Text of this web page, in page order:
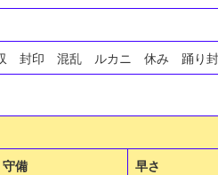
封印 混乱 ルカニ 休み 踊り
守備 早さ